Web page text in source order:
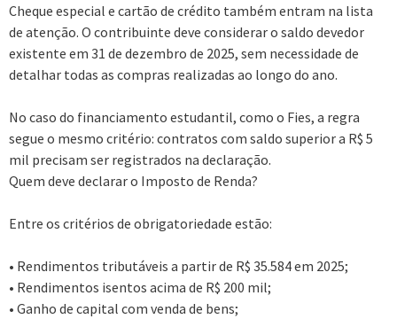
Cheque especial e cartão de crédito também entram na lista
de atenção. O contribuinte deve considerar o saldo devedor
existente em 31 de dezembro de 2025, sem necessidade de
detalhar todas as compras realizadas ao longo do ano.
No caso do financiamento estudantil, como o Fies, a regra
segue o mesmo critério: contratos com saldo superior a R$ 5
mil precisam ser registrados na declaração.
Quem deve declarar o Imposto de Renda?
Entre os critérios de obrigatoriedade estão:
• Rendimentos tributáveis a partir de R$ 35.584 em 2025;
• Rendimentos isentos acima de R$ 200 mil;
• Ganho de capital com venda de bens;